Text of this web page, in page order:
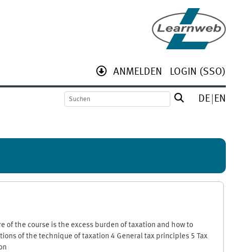
ANMELDEN LOGIN (SSO)
DE EN
of the course is the excess burden of taxation and how to
of the technique of taxation 4 General tax principles 5 Tax